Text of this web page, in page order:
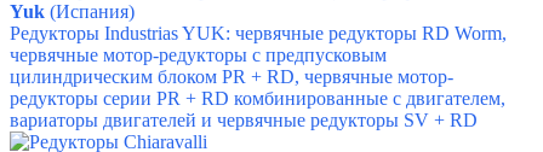
Yuk (Испания)
Редукторы Industrias YUK: червячные редукторы RD Worm,
червячные мотор-редукторы с предпусковым
цилиндрическим блоком PR + RD, червячные мотор-
редукторы серии PR + RD комбинированные с двигателем,
вариаторы двигателей и червячные редукторы SV + RD